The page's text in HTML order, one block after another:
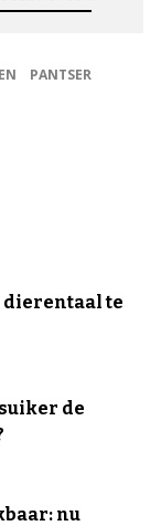
PANTSER
dierentaal te
de
nu